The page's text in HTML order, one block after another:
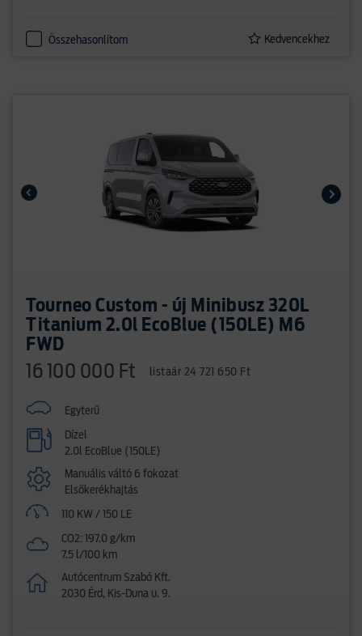
Összehasonlítom Kedvencekhez
Tourneo Custom - új Minibusz 320L
Titanium 2.0l EcoBlue (150LE) M6
FWD
16 100 000 Ft listaár 24 721 650 Ft
Egyterű
Dízel
2.0l EcoBlue (150LE)
Manuális váltó 6 fokozat
Elsőkerékhajtás
110 KW / 150 LE
CO2: 197.0 g/km
7.5 l/100 km
Autócentrum Szabó Kft.
2030 Érd, Kis-Duna u. 9.